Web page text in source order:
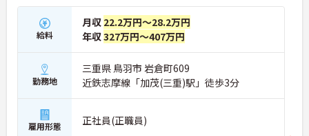
給料
月収 22.2万円～28.2万円
年収327万円～407万円
勤務地
三重県 鳥羽市 岩倉町609
近鉄志摩線「加茂(三重)駅」徒歩3分
雇用形態 正社員(正職員)